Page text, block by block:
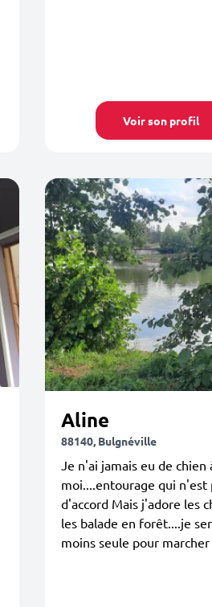
Voir son profil
Aline
88140, Bulgnéville
Je n'ai jamais eu de chien
moi....entourage qui n'est
d'accord Mais j'adore les
les balade en forêt....je
moins seule pour marcher